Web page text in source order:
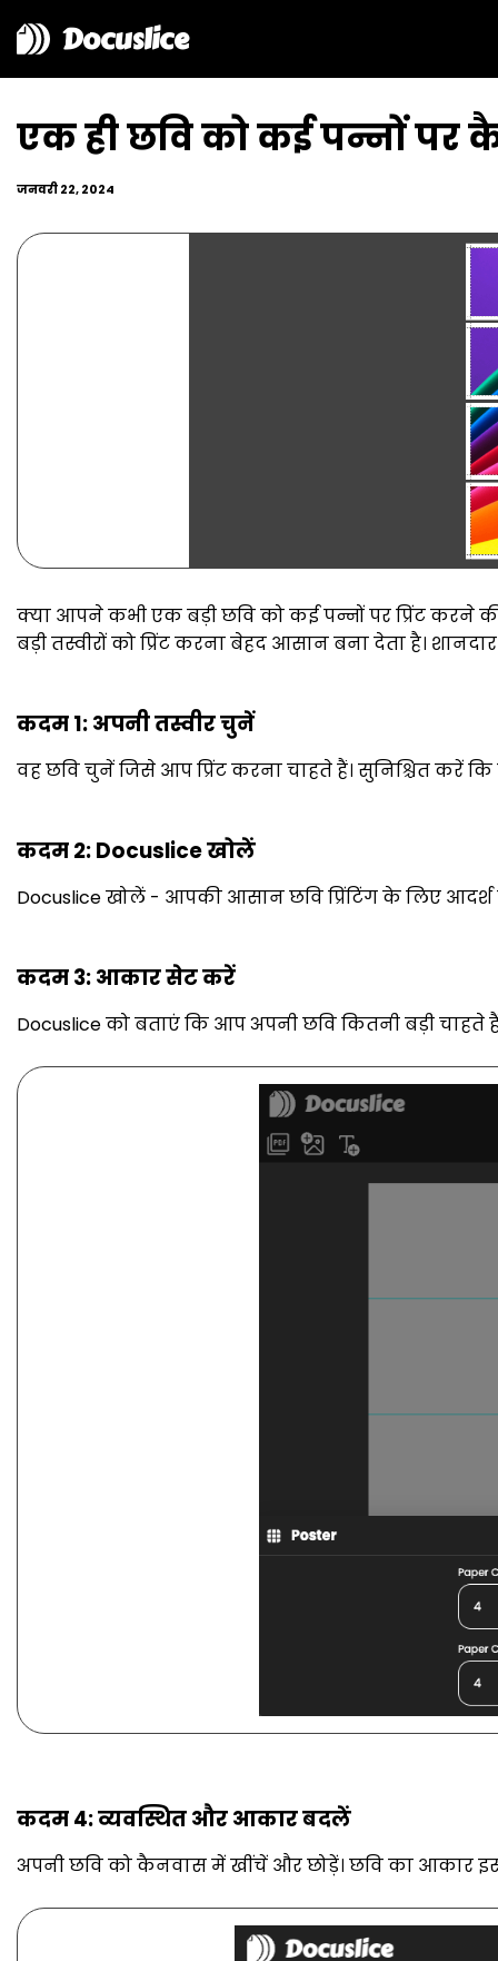
Docuslice
एक ही छवि को कई पन्नों पर
जनवरी 22, 2024
क्या आपने कभी एक बड़ी छवि को कई पन्नों पर प्रिंट करने
बड़ी तस्वीरों को प्रिंट करना बेहद आसान बना देता है।
कदम 1: अपनी तस्वीर चुनें
वह छवि चुनें जिसे आप प्रिंट करना चाहते हैं। सुनिश्चित करें कि
कदम 2: Docuslice खोलें
Docuslice खोलें - आपकी आसान छवि प्रिंटिंग के लिए
कदम 3: आकार सेट करें
Docuslice को बताएं कि आप अपनी छवि कितनी बड़ी
कदम 4: व्यवस्थित और आकार बदलें
अपनी छवि को कैनवास में खींचें और छोड़ें। छवि का आकार